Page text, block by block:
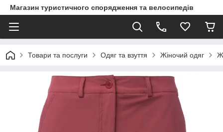
Магазин туристичного спорядження та велосипедів
Товари та послуги Одяг та взуття Жіночий одяг